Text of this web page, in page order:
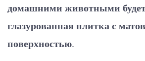
домашними животными
глазурованная плитка с
поверхностью.